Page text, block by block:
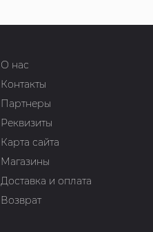
О нас
Контакты
Партнеры
Реквизиты
Карта сайта
Магазины
Доставка и оплата
Возврат